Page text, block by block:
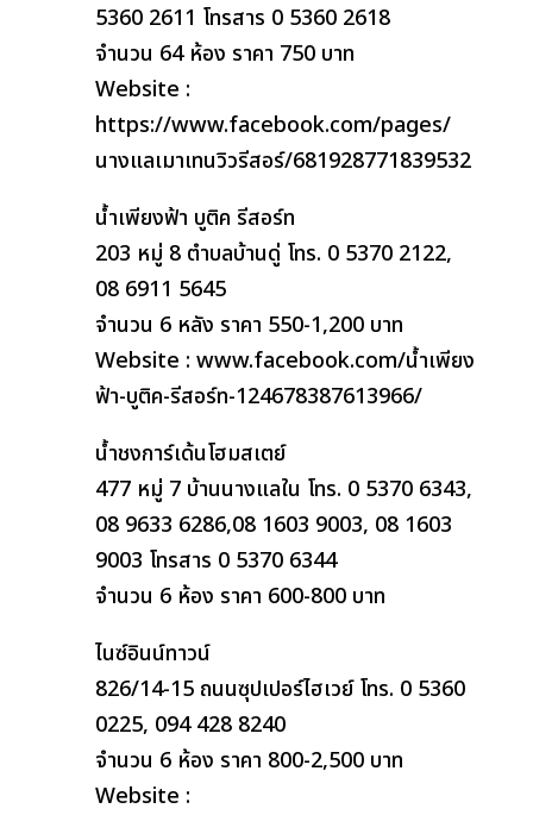
5360 2611 โทรสาร 0 5360 2618
จำนวน 64 ห้อง ราคา 750 บาท
Website :
https://www.facebook.com/pages/
นางแลเมาเทนวิวรีสอร์/681928771839532
น้ำเพียงฟ้า บูติค รีสอร์ท
203 หมู่ 8 ตำบลบ้านดู่ โทร. 0 5370 2122,
08 6911 5645
จำนวน 6 หลัง ราคา 550-1,200 บาท
Website : www.facebook.com/น้ำเพียง
ฟ้า-บูติค-รีสอร์ท-124678387613966/
น้ำชงการ์เด้นโฮมสเตย์
477 หมู่ 7 บ้านนางแลใน โทร. 0 5370 6343,
08 9633 6286,08 1603 9003, 08 1603
9003 โทรสาร 0 5370 6344
จำนวน 6 ห้อง ราคา 600-800 บาท
ไนซ์อินน์ทาวน์
826/14-15 ถนนซุปเปอร์ไฮเวย์ โทร. 0 5360
0225, 094 428 8240
จำนวน 6 ห้อง ราคา 800-2,500 บาท
Website :